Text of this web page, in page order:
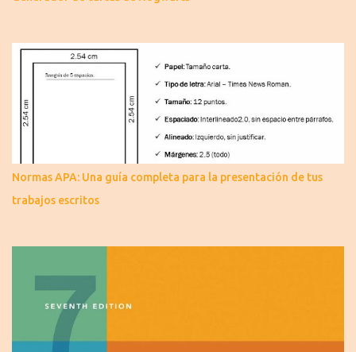
Normas APA: Una guía completa para la presentación de tus
trabajos escritos